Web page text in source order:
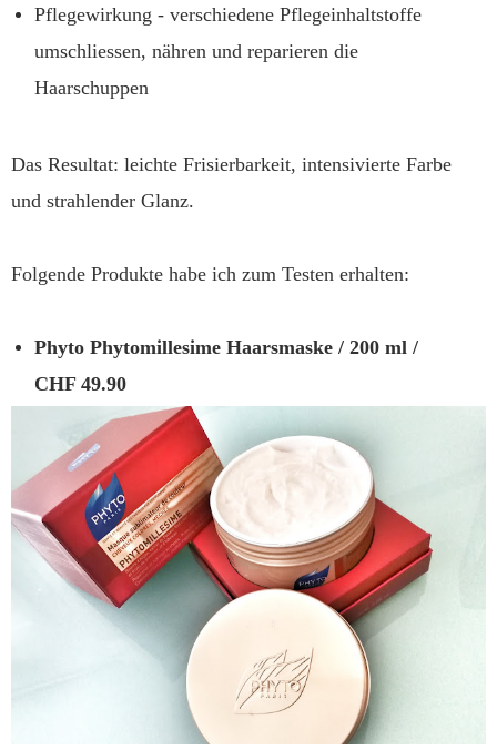
Pflegewirkung - verschiedene Pflegeinhaltstoffe
umschliessen, nähren und reparieren die
Haarschuppen
Das Resultat: leichte Frisierbarkeit, intensivierte Farbe
und strahlender Glanz.
Folgende Produkte habe ich zum Testen erhalten:
Phyto Phytomillesime Haarsmaske / 200 ml /
CHF 49.90